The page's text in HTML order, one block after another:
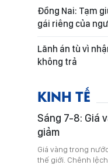
Đồng Nai: Tạm
gái riêng của
Lãnh án tù vì
không trả
KINH TẾ
Sáng 7-8: Giá
giảm
Giá vàng trong
thế giới. Chênh